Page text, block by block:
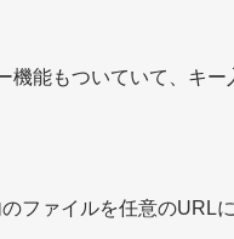
機能もついていて、キ
ファイルを任意のURL